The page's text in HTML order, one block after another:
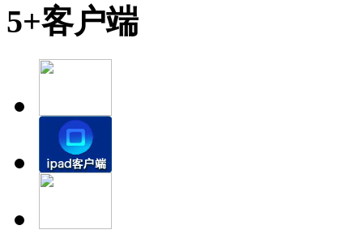
5+客户端